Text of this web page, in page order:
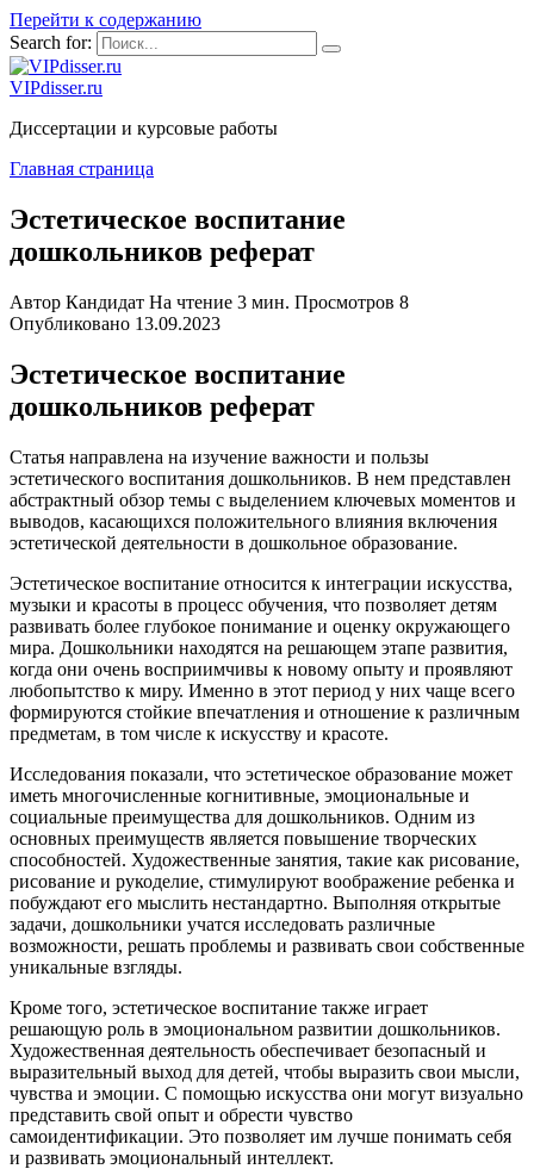
Перейти к содержанию
Search for:
VIPdisser.ru
Диссертации и курсовые работы
Главная страница
Эстетическое воспитание
дошкольников реферат
Автор Кандидат На чтение 3 мин. Просмотров 8
Опубликовано 13.09.2023
Эстетическое воспитание
дошкольников реферат
Статья направлена ​​на изучение важности и пользы
эстетического воспитания дошкольников. В нем представлен
абстрактный обзор темы с выделением ключевых моментов и
выводов, касающихся положительного влияния включения
эстетической деятельности в дошкольное образование.
Эстетическое воспитание относится к интеграции искусства,
музыки и красоты в процесс обучения, что позволяет детям
развивать более глубокое понимание и оценку окружающего
мира. Дошкольники находятся на решающем этапе развития,
когда они очень восприимчивы к новому опыту и проявляют
любопытство к миру. Именно в этот период у них чаще всего
формируются стойкие впечатления и отношение к различным
предметам, в том числе к искусству и красоте.
Исследования показали, что эстетическое образование может
иметь многочисленные когнитивные, эмоциональные и
социальные преимущества для дошкольников. Одним из
основных преимуществ является повышение творческих
способностей. Художественные занятия, такие как рисование,
рисование и рукоделие, стимулируют воображение ребенка и
побуждают его мыслить нестандартно. Выполняя открытые
задачи, дошкольники учатся исследовать различные
возможности, решать проблемы и развивать свои собственные
уникальные взгляды.
Кроме того, эстетическое воспитание также играет
решающую роль в эмоциональном развитии дошкольников.
Художественная деятельность обеспечивает безопасный и
выразительный выход для детей, чтобы выразить свои мысли,
чувства и эмоции. С помощью искусства они могут визуально
представить свой опыт и обрести чувство
самоидентификации. Это позволяет им лучше понимать себя
и развивать эмоциональный интеллект.